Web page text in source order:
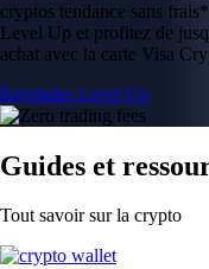
cryptos tendance sans
Level Up et profitez de
achat avec la carte Visa
Rejoindre Level Up
Guides et
Tout savoir sur la crypto